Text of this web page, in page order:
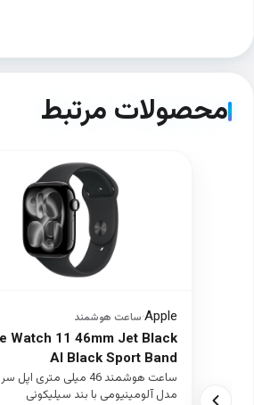
محصولات مرتبط
Apple
·ساعت هوشمند
Watch 11 46mm Jet Black
Al Black Sport Band
مدل آلومینیومی با بند سیلیکونی